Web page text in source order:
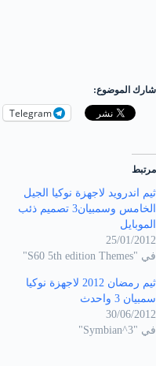
شارك الموضوع:
Telegram
مرتبط
ثيم اندرويد لاجهزة نوكيا الجيل
الخامس وسمبيان3 تصميم ذئب
الموبايل
25/01/2012
في "S60 5th edition Themes"
ثيم رمضان 2012 لاجهزة نوكيا
سمبيان 3 واحدث
30/06/2012
في "Symbian^3"